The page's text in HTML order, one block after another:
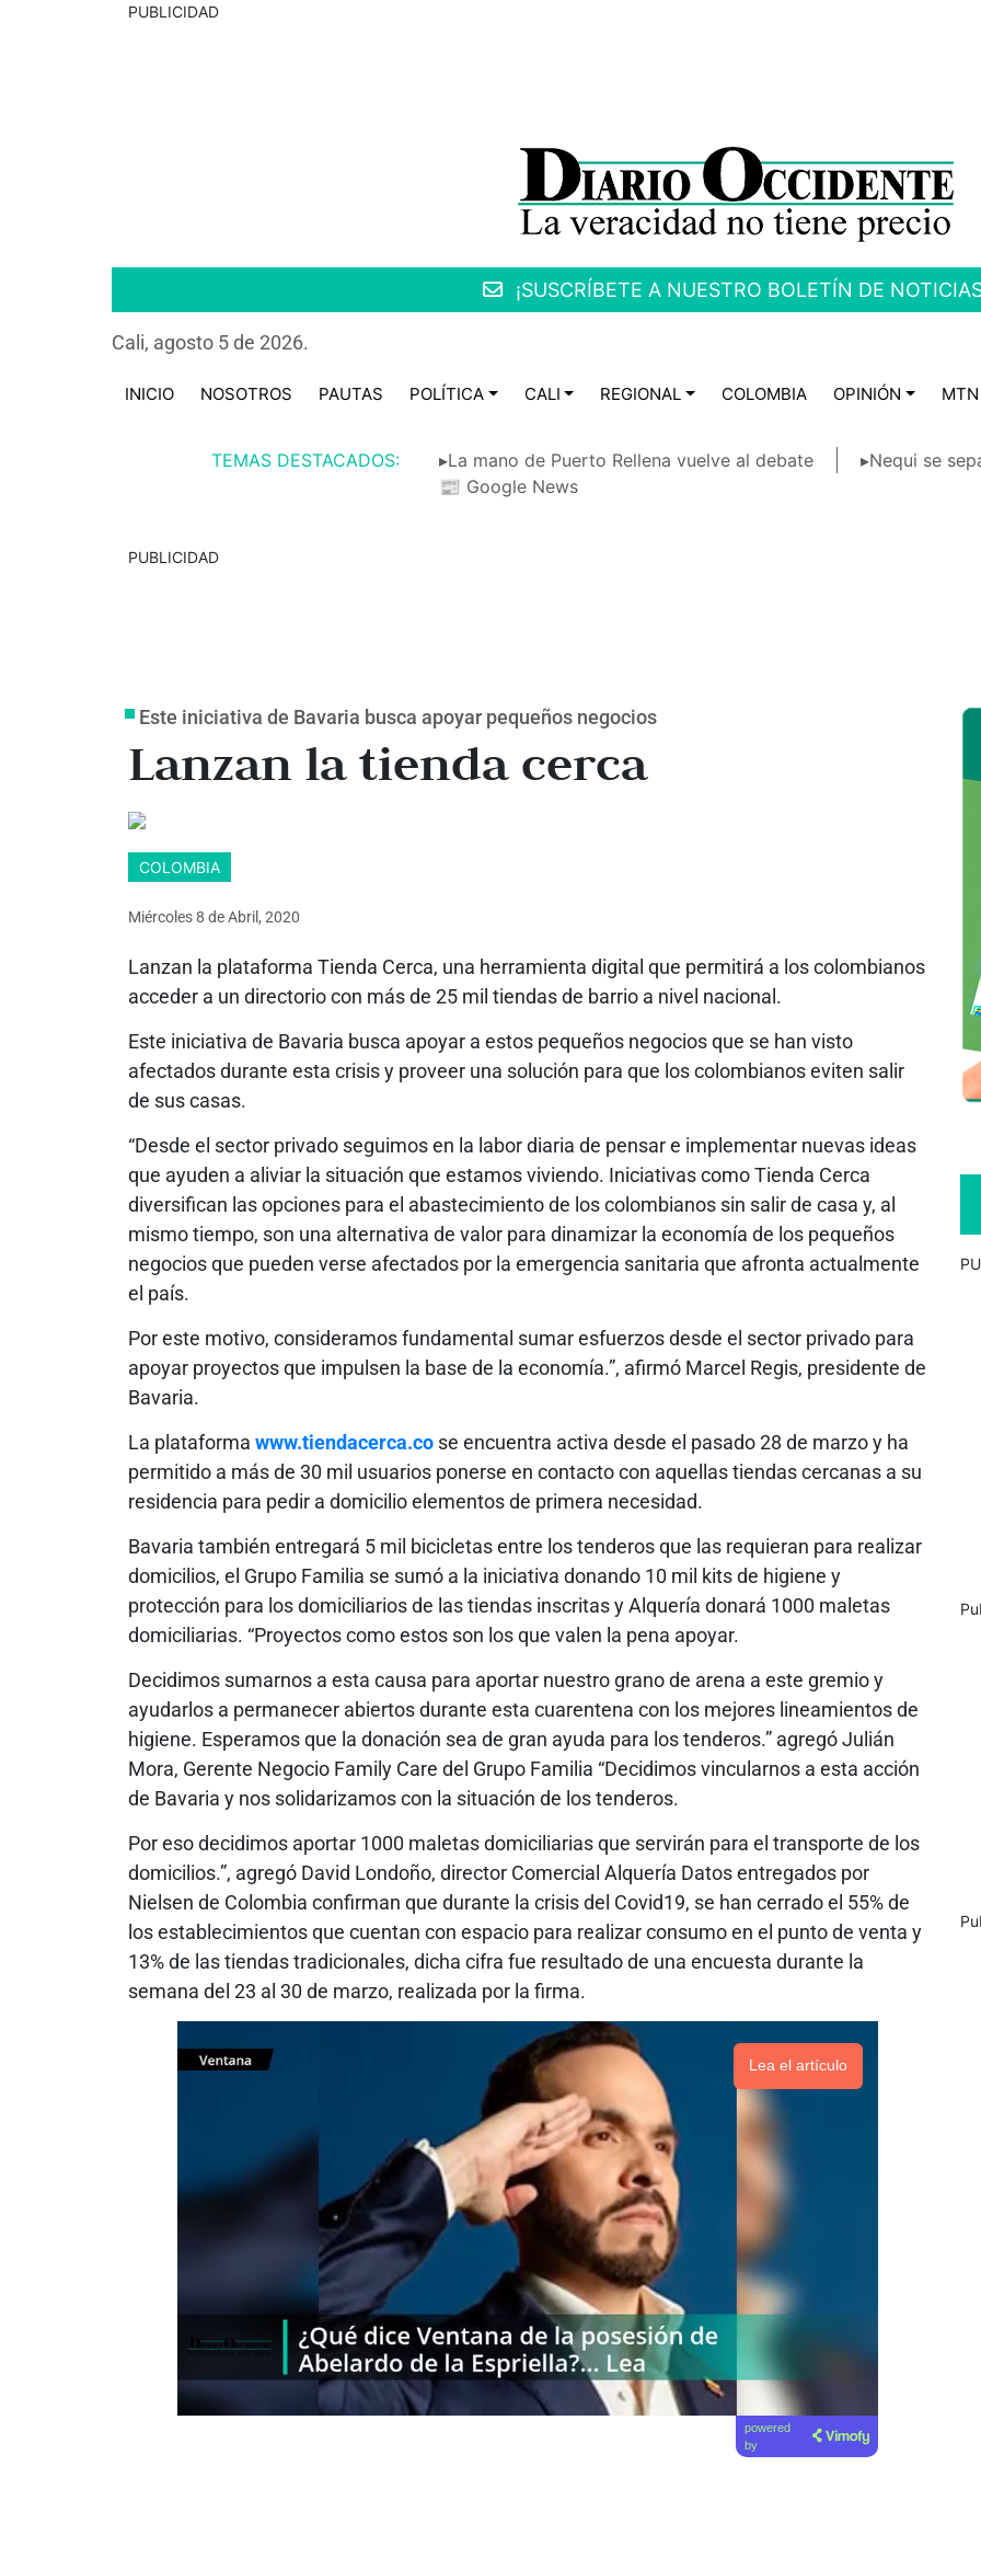
PUBLICIDAD
¡SUSCRÍBETE A NUESTRO BOLETÍN DE
Cali, agosto 5 de 2026.
INICIO NOSOTROS PAUTAS POLÍTICA CALI REGIONAL COLOMBIA OPINIÓN MTN
TEMAS DESTACADOS: ▸La mano de Puerto Rellena vuelve al debate
▸Nequi se
📰 Google News
PUBLICIDAD
Este iniciativa de Bavaria busca apoyar pequeños negocios
Lanzan la tienda cerca
COLOMBIA
Miércoles 8 deAbril, 2020
Lanzan la plataforma Tienda Cerca, una herramienta digital que permitirá a los colombianos
acceder a un directorio con más de 25 mil tiendas de barrio a nivel nacional.
Este iniciativa de Bavaria busca apoyar a estos pequeños negocios que se han visto
afectados durante esta crisis y proveer una solución para que los colombianos eviten salir
de sus casas.
“Desde el sector privado seguimos en la labor diaria de pensar e implementar nuevas ideas
que ayuden a aliviar la situación que estamos viviendo. Iniciativas como Tienda Cerca
diversifican las opciones para el abastecimiento de los colombianos sin salir de casa y, al
mismo tiempo, son una alternativa de valor para dinamizar la economía de los pequeños
negocios que pueden verse afectados por la emergencia sanitaria que afronta actualmente
el país.
Por este motivo, consideramos fundamental sumar esfuerzos desde el sector privado para
apoyar proyectos que impulsen la base de la economía.”, afirmó Marcel Regis, presidente de
Bavaria.
La plataforma www.tiendacerca.co se encuentra activa desde el pasado 28 de marzo y ha
permitido a más de 30 mil usuarios ponerse en contacto con aquellas tiendas cercanas a su
residencia para pedir a domicilio elementos de primera necesidad.
Bavaria también entregará 5 mil bicicletas entre los tenderos que las requieran para realizar
domicilios, el Grupo Familia se sumó a la iniciativa donando 10 mil kits de higiene y
protección para los domiciliarios de las tiendas inscritas y Alquería donará 1000 maletas
domiciliarias. “Proyectos como estos son los que valen la pena apoyar.
Decidimos sumarnos a esta causa para aportar nuestro grano de arena a este gremio y
ayudarlos a permanecer abiertos durante esta cuarentena con los mejores lineamientos de
higiene. Esperamos que la donación sea de gran ayuda para los tenderos.” agregó Julián
Mora, Gerente Negocio Family Care del Grupo Familia “Decidimos vincularnos a esta acción
de Bavaria y nos solidarizamos con la situación de los tenderos.
Por eso decidimos aportar 1000 maletas domiciliarias que servirán para el transporte de los
domicilios.”, agregó David Londoño, director Comercial Alquería Datos entregados por
Nielsen de Colombia confirman que durante la crisis del Covid19, se han cerrado el 55% de
los establecimientos que cuentan con espacio para realizar consumo en el punto de venta y
13% de las tiendas tradicionales, dicha cifra fue resultado de una encuesta durante la
semana del 23 al 30 de marzo, realizada por la firma.
Lea el artículo
powered
by